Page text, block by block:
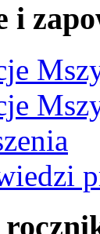
i